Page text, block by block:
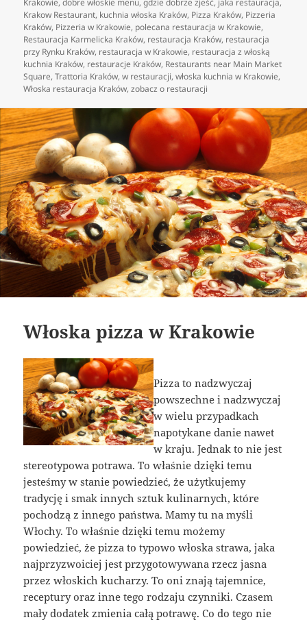
Krakowie,dobre włoskie menu,gdzie dobrze zjeść, jaka restauracja,
Krakow Restaurant, kuchnia włoska Kraków, Pizza Kraków, Pizzeria
Kraków, Pizzeria w Krakowie, polecana restauracja w Krakowie,
Restauracja Karmelicka Kraków, restauracja Kraków, restauracja
przy Rynku Kraków, restauracja w Krakowie, restauracja z włoską
kuchnia Kraków, restauracje Kraków, Restaurants near Main Market
Square,Trattoria Kraków,w restauracji,włoska kuchnia w Krakowie,
Włoska restauracja Kraków,zobacz o restauracji
Włoska pizza w Krakowie
Pizza to nadzwyczaj
powszechne i nadzwyczaj
w wielu przypadkach
napotykane danie nawet
w kraju. Jednak to nie jest
stereotypowa potrawa. To właśnie dzięki temu
jesteśmy w stanie powiedzieć, że użytkujemy
tradycję i smak innych sztuk kulinarnych, które
pochodzą z innego państwa. Mamy tu na myśli
Włochy. To właśnie dzięki temu możemy
powiedzieć, że pizza to typowo włoska strawa, jaka
najprzyzwoiciej jest przygotowywana rzecz jasna
przez włoskich kucharzy. To oni znają tajemnice,
receptury oraz inne tego rodzaju czynniki. Czasem
mały dodatek zmienia całą potrawę. Co do tego nie